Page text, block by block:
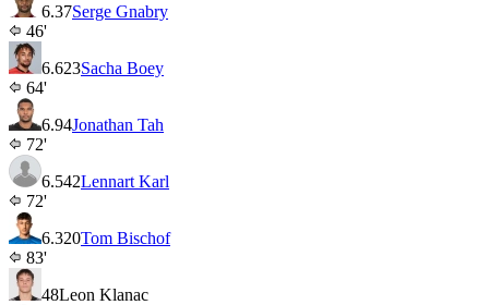
6.37Serge Gnabry
46'
6.623Sacha Boey
64'
6.94Jonathan Tah
72'
6.542Lennart Karl
72'
6.320Tom Bischof
83'
48Leon Klanac